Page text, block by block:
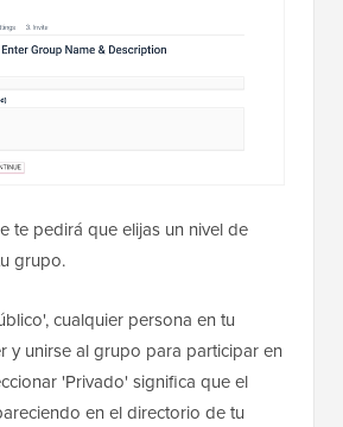
te pedirá que elijas un nivel de
grupo.
cualquier persona en tu
y unirse al grupo para participar en
'Privado' significa que el
en el directorio de tu